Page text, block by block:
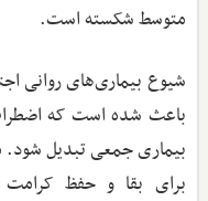
متوسط شکسته است.
شیوع بیماری‌های روانی
باعث شده است که
بیماری جمعی تبدیل شود.
برای بقا و حفظ